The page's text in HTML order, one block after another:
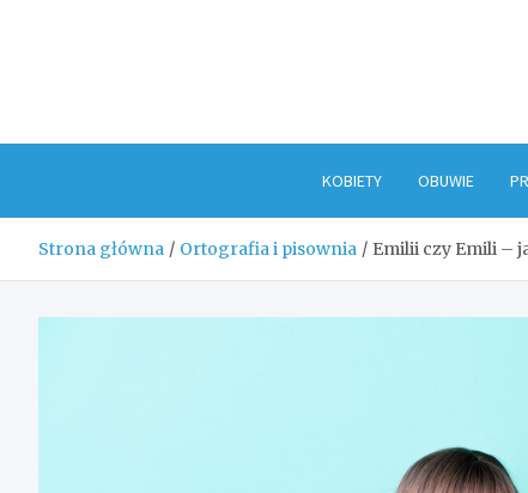
KOBIETY OBUWIE
Strona główna Ortografia i pisownia Emilii czy Emili –